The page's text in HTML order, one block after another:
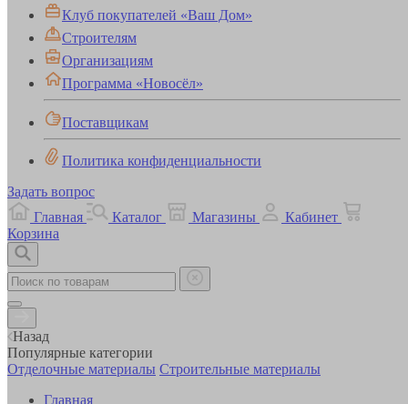
Клуб покупателей «Ваш Дом»
Строителям
Организациям
Программа «Новосёл»
Поставщикам
Политика конфиденциальности
Задать вопрос
Главная
Каталог Магазины
Кабинет
Корзина
Назад
Популярные категории
Отделочные материалы Строительные материалы
Главная